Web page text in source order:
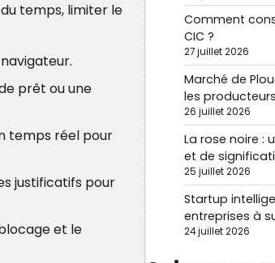
temps, limiter le
prêt ou une
temps réel pour
justificatifs pour
et le
Comment
CIC ?
27 juillet 2026
Marché de
les
26 juillet 2026
La rose noire :
et de
25 juillet 2026
Startup
entreprises à
24 juillet 2026